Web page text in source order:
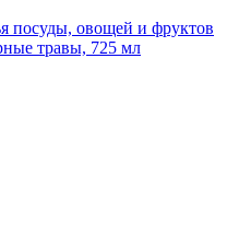
посуды, овощей и фруктов
травы, 725 мл